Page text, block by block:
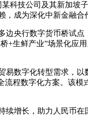
科技公司及其新加
成为深化中新金融合
边央行数字货币桥试
生鲜产业”场景化应
易数字化转型需求，
程数字化方案。该模
增长，助力人民币